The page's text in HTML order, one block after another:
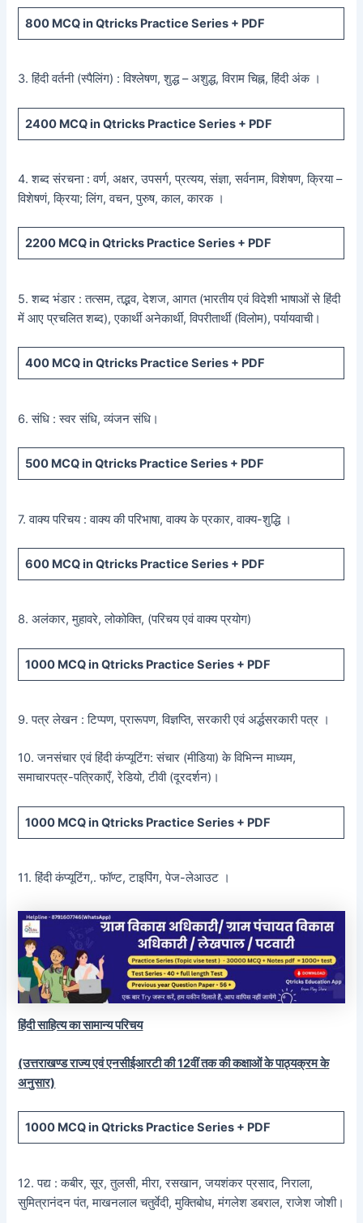
800 MCQ in Qtricks Practice Series + PDF
3. हिंदी वर्तनी (स्पैलिंग) : विश्लेषण, शुद्ध – अशुद्ध, विराम चिह्न, हिंदी अंक ।
2400 MCQ in Qtricks Practice Series + PDF
4. शब्द संरचना : वर्ण, अक्षर, उपसर्ग, प्रत्यय, संज्ञा, सर्वनाम, विशेषण, क्रिया –
विशेषणं, क्रिया; लिंग, वचन, पुरुष, काल, कारक ।
2200 MCQ in Qtricks Practice Series + PDF
5. शब्द भंडार : तत्सम, तद्भव, देशज, आगत (भारतीय एवं विदेशी भाषाओं से हिंदी
में आए प्रचलित शब्द), एकार्थी अनेकार्थी, विपरीतार्थी (विलोम), पर्यायवाची।
400 MCQ in Qtricks Practice Series + PDF
6. संधि : स्वर संधि, व्यंजन संधि।
500 MCQ in Qtricks Practice Series + PDF
7. वाक्य परिचय : वाक्य की परिभाषा, वाक्य के प्रकार, वाक्य-शुद्धि ।
600 MCQ in Qtricks Practice Series + PDF
8. अलंकार, मुहावरे, लोकोक्ति, (परिचय एवं वाक्य प्रयोग)
1000 MCQin Qtricks Practice Series + PDF
9. पत्र लेखन : टिप्पण, प्रारूपण, विज्ञप्ति, सरकारी एवं अर्द्धसरकारी पत्र ।
10. जनसंचार एवं हिंदी कंप्यूटिंग: संचार (मीडिया) के विभिन्न माध्यम,
समाचारपत्र-पत्रिकाएँ, रेडियो, टीवी (दूरदर्शन)।
1000 MCQin Qtricks Practice Series + PDF
11. हिंदी कंप्यूटिंग,. फॉण्ट, टाइपिंग, पेज-लेआउट ।
हिंदी साहित्य का सामान्य परिचय
(उत्तराखण्ड राज्य एवं एनसीईआरटी की 12वीं तक की कक्षाओं के पाठ्यक्रम के
अनुसार)
1000 MCQin Qtricks Practice Series + PDF
12. पद्य : कबीर, सूर, तुलसी, मीरा, रसखान, जयशंकर प्रसाद, निराला,
सुमित्रानंदन पंत, माखनलाल चतुर्वेदी, मुक्तिबोध, मंगलेश डबराल, राजेश जोशी।